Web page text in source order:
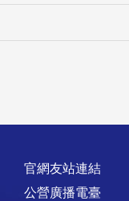
官網友站連結
公營廣播電臺